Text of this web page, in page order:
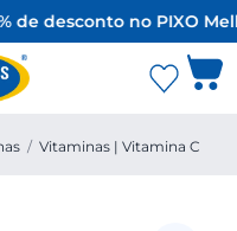
de desconto no PIXO
/ Vitaminas | Vitamina C